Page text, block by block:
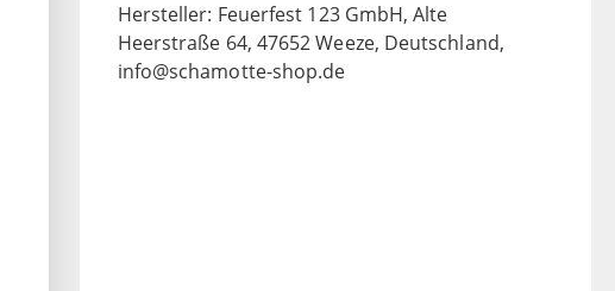
Hersteller: Feuerfest 123 GmbH, Alte
Heerstraße 64, 47652 Weeze, Deutschland,
info@schamotte-shop.de